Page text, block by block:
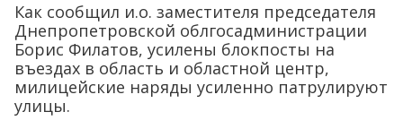
Как сообщил и.о. заместителя председателя
Днепропетровской облгосадминистрации
Борис Филатов, усилены блокпосты на
въездах в область и областной центр,
милицейские наряды усиленно патрулируют
улицы.